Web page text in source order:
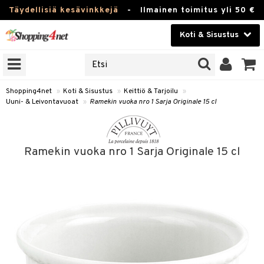
Täydellisiä kesävinkkejä - Ilmainen toimitus yli 50 €
Koti & Sisustus
Kauneudenhoito
Piilolinssit
Fitness
Kampanjat
Shopping4net » Koti & Sisustus » Keittiö & Tarjoilu
»
Uuni- & Leivontavuoat » Ramekin vuoka nro 1 Sarja Originale 15 cl
Ramekin vuoka nro 1 Sarja Originale 15 cl
Karahvit
Tee & Espresso